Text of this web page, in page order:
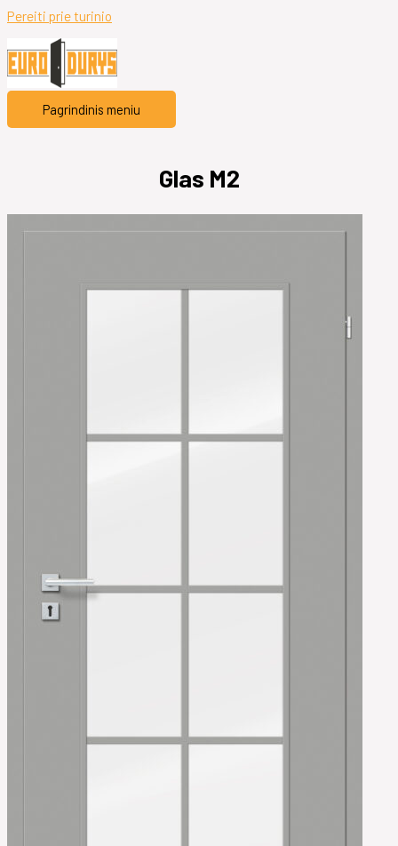
Pereiti prie turinio
Pagrindinis meniu
Glas M2